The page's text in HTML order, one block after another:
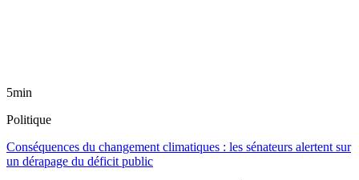
5min
Politique
Conséquences du changement climatiques : les sénateurs alertent sur
un dérapage du déficit public